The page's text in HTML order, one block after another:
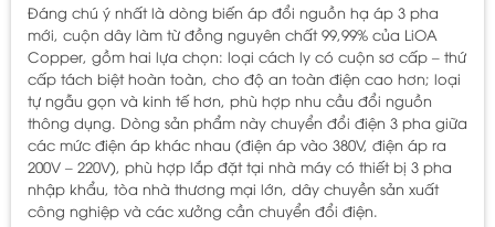
Đáng chú ý nhất là dòng biến áp đổi nguồn hạ áp 3 pha
mới, cuộn dây làm từ đồng nguyên chất 99,99% của LiOA
Copper, gồm hai lựa chọn: loại cách ly có cuộn sơ cấp – thứ
cấp tách biệt hoàn toàn, cho độ an toàn điện cao hơn; loại
tự ngẫu gọn và kinh tế hơn, phù hợp nhu cầu đổi nguồn
thông dụng. Dòng sản phẩm này chuyển đổi điện 3 pha giữa
các mức điện áp khác nhau (điện áp vào 380V, điện áp ra
200V – 220V), phù hợp lắp đặt tại nhà máy có thiết bị 3 pha
nhập khẩu, tòa nhà thương mại lớn, dây chuyền sản xuất
công nghiệp và các xưởng cần chuyển đổi điện.